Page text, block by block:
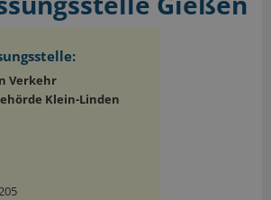
Verkehr
Klein-Linden